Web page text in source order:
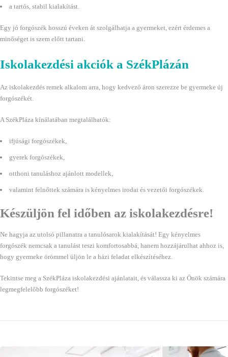
a tartós, stabil kialakítást.
Egy jó forgószék hosszú éveken át szolgálhatja a gyermeket, ezért érdemes a
minőséget is szem előtt tartani.
Iskolakezdési akciók a SzékPlázán
Az iskolakezdés remek alkalom arra, hogy kedvező áron szerezze be gyermeke új
forgószékét.
A SzékPláza kínálatában megtalálhatók:
ifjúsági forgószékek,
gyerek forgószékek,
otthoni tanuláshoz ajánlott modellek,
valamint felnőttek számára is kényelmes irodai és vezetői forgószékek.
Készüljön fel időben az iskolakezdésre!
Ne hagyja az utolsó pillanatra a tanulósarok kialakítását! Egy kényelmes
forgószék nemcsak a tanulást teszi komfortosabbá, hanem hozzájárulhat ahhoz is,
hogy gyermeke örömmel üljön le a házi feladat elkészítéséhez.
Tekintse meg a SzékPláza iskolakezdési ajánlatait, és válassza ki az Önök számára
legmegfelelőbb forgószéket!